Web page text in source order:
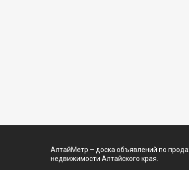
АлтайМетр – доска объявлений по
недвижимости Алтайского края.